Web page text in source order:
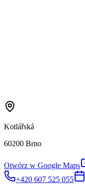
Kotlářská
60200 Brno
Otwórz w Google Maps
+420 607 525 055